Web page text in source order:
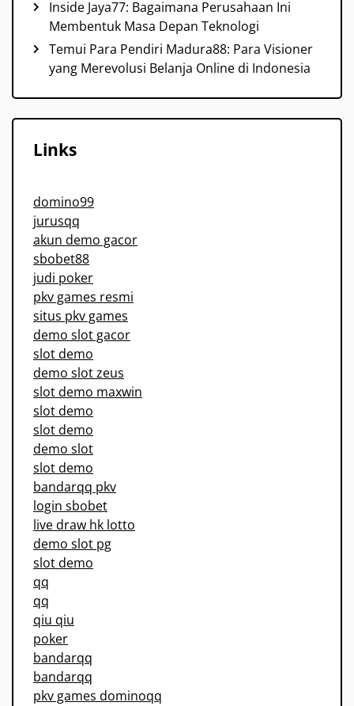
Inside Jaya77: Bagaimana Perusahaan Ini
Membentuk Masa Depan Teknologi
Temui Para Pendiri Madura88: Para Visioner
yang Merevolusi Belanja Online di Indonesia
Links
domino99
jurusqq
akun demo gacor
sbobet88
judi poker
pkv games resmi
situs pkv games
demo slot gacor
slot demo
demo slot zeus
slot demo maxwin
slot demo
slot demo
demo slot
slot demo
bandarqq pkv
login sbobet
live draw hk lotto
demo slot pg
slot demo
qq
qq
qiu qiu
poker
bandarqq
bandarqq
pkv games dominoqq